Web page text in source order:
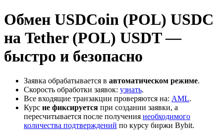
Обмен USDCoin (POL) USDC
на Tether (POL) USDT —
быстро и безопасно
Заявка обрабатывается в автоматическом режиме.
Скорость обработки заявок: узнать.
Все входящие транзакции проверяются на: AML.
Курс не фиксируется при создании заявки, а
пересчитывается после получения необходимого
количества подтверждений по курсу биржи Bybit.